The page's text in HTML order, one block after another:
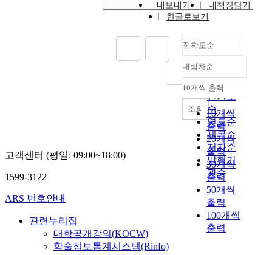
내보내기
내책장담기
한글로보기
정확도순
정확도
순
인기도
순
연도순
제목순
저자순
발행기
관순
내림차순
내림차순
10개씩 출력
10개씩
출력
20개씩
출력
30개씩
출력
50개씩
출력
100개씩
출력
조회
고객센터 (평일: 09:00~18:00)
1599-3122
ARS 번호안내
관련누리집
대학공개강의(KOCW)
학술정보통계시스템(Rinfo)